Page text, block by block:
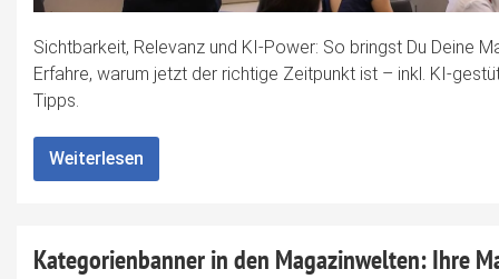
Sichtbarkeit, Relevanz und KI-Power: So bringst Du Deine
Erfahre, warum jetzt der richtige Zeitpunkt ist – inkl. KI-
Tipps.
Weiterlesen
Kategorienbanner in den Magazinwelten: Ihre